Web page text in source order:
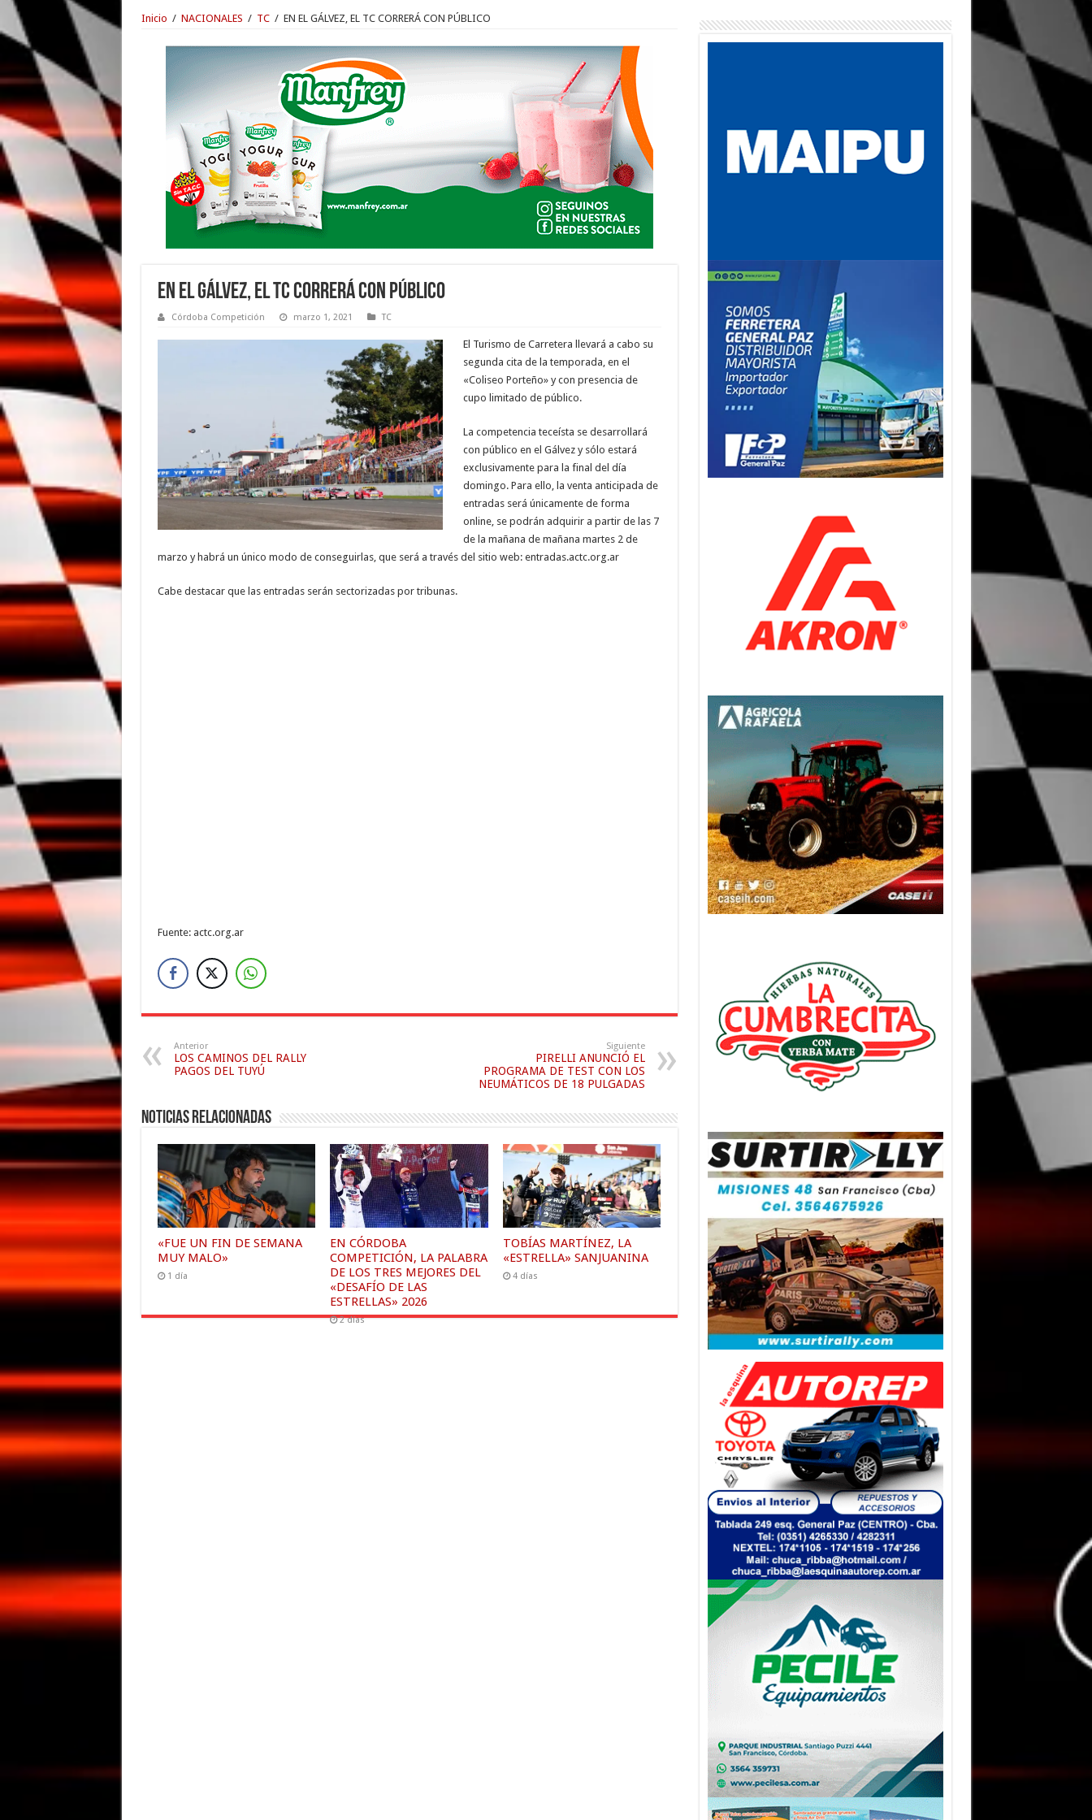
Inicio / NACIONALES / TC / EN EL GÁLVEZ, EL TC CORRERÁ CON PÚBLICO
EN EL GÁLVEZ, EL TC CORRERÁ CON PÚBLICO
Córdoba Competición marzo 1, 2021 TC
El Turismo de Carretera llevará a cabo su
segunda cita de la temporada, en el
«Coliseo Porteño» y con presencia de
cupo limitado de público.
La competencia teceísta se desarrollará
con público en el Gálvez y sólo estará
exclusivamente para la final del día
domingo. Para ello, la venta anticipada de
entradas será únicamente de forma
online, se podrán adquirir a partir de las 7
de la mañana de mañana martes 2 de
marzo y habrá un único modo de conseguirlas, que será a través del sitio web: entradas.actc.org.ar
Cabe destacar que las entradas serán sectorizadas por tribunas.
Fuente: actc.org.ar
Anterior
LOS CAMINOS DEL RALLY
PAGOS DEL TUYÚ
Siguiente
PIRELLI ANUNCIÓ EL
PROGRAMA DE TEST CON LOS
NEUMÁTICOS DE 18 PULGADAS
Noticias relacionadas
«FUE UN FIN DE SEMANA
MUY MALO»
1 día
EN CÓRDOBA
COMPETICIÓN, LA PALABRA
DE LOS TRES MEJORES DEL
«DESAFÍO DE LAS
ESTRELLAS» 2026
2 días
TOBÍAS MARTÍNEZ, LA
«ESTRELLA» SANJUANINA
4 días